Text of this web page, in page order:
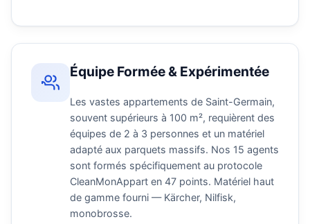
Équipe Formée & Expérimentée
Les vastes appartements de Saint-Germain,
souvent supérieurs à 100 m², requièrent des
équipes de 2 à 3 personnes et un matériel
adapté aux parquets massifs. Nos 15 agents
sont formés spécifiquement au protocole
CleanMonAppart en 47 points. Matériel haut
de gamme fourni — Kärcher, Nilfisk,
monobrosse.